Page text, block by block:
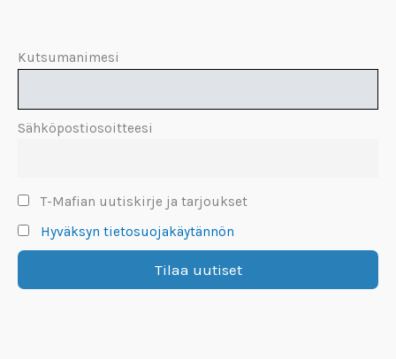
Kutsumanimesi
Sähköpostiosoitteesi
T-Mafian uutiskirje ja tarjoukset
Hyväksyn tietosuojakäytännön